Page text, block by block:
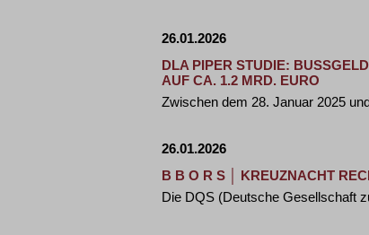
26.01.2026
DLA PIPER STUDIE:
F CA. 1.2 MRD. EURO
Zwischen dem 28. Januar 2025
26.01.2026
B B O R S │ KREUZNACHT
Die DQS (Deutsche Gesellschaft